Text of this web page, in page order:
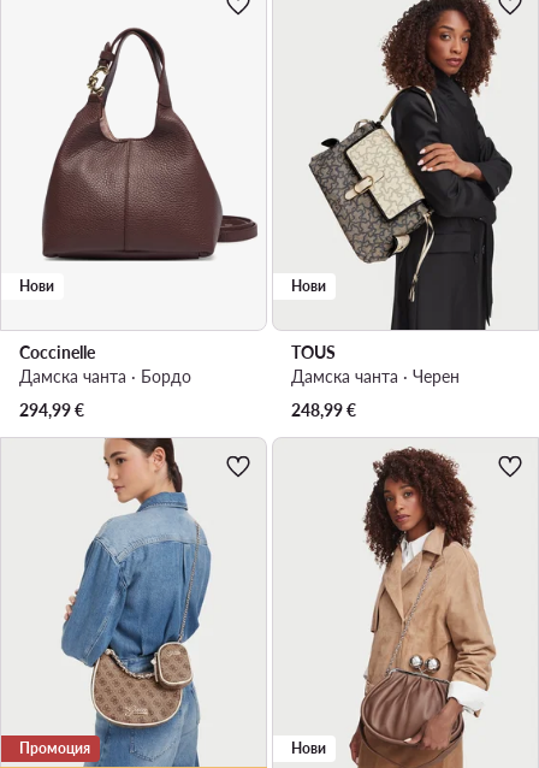
Нови
Coccinelle
Дамска чанта · Бордо
294,99€
Нови
TOUS
Дамска чанта · Черен
248,99€
Промоция Нови